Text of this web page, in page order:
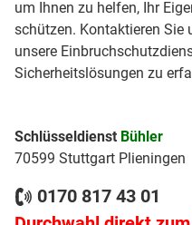
um Ihnen zu helfen, Ihr
schützen. Kontaktieren Sie
unsere
Sicherheitslösungen zu
Schlüsseldienst Bühler
70599 Stuttgart Plieningen
0170 817 43 01